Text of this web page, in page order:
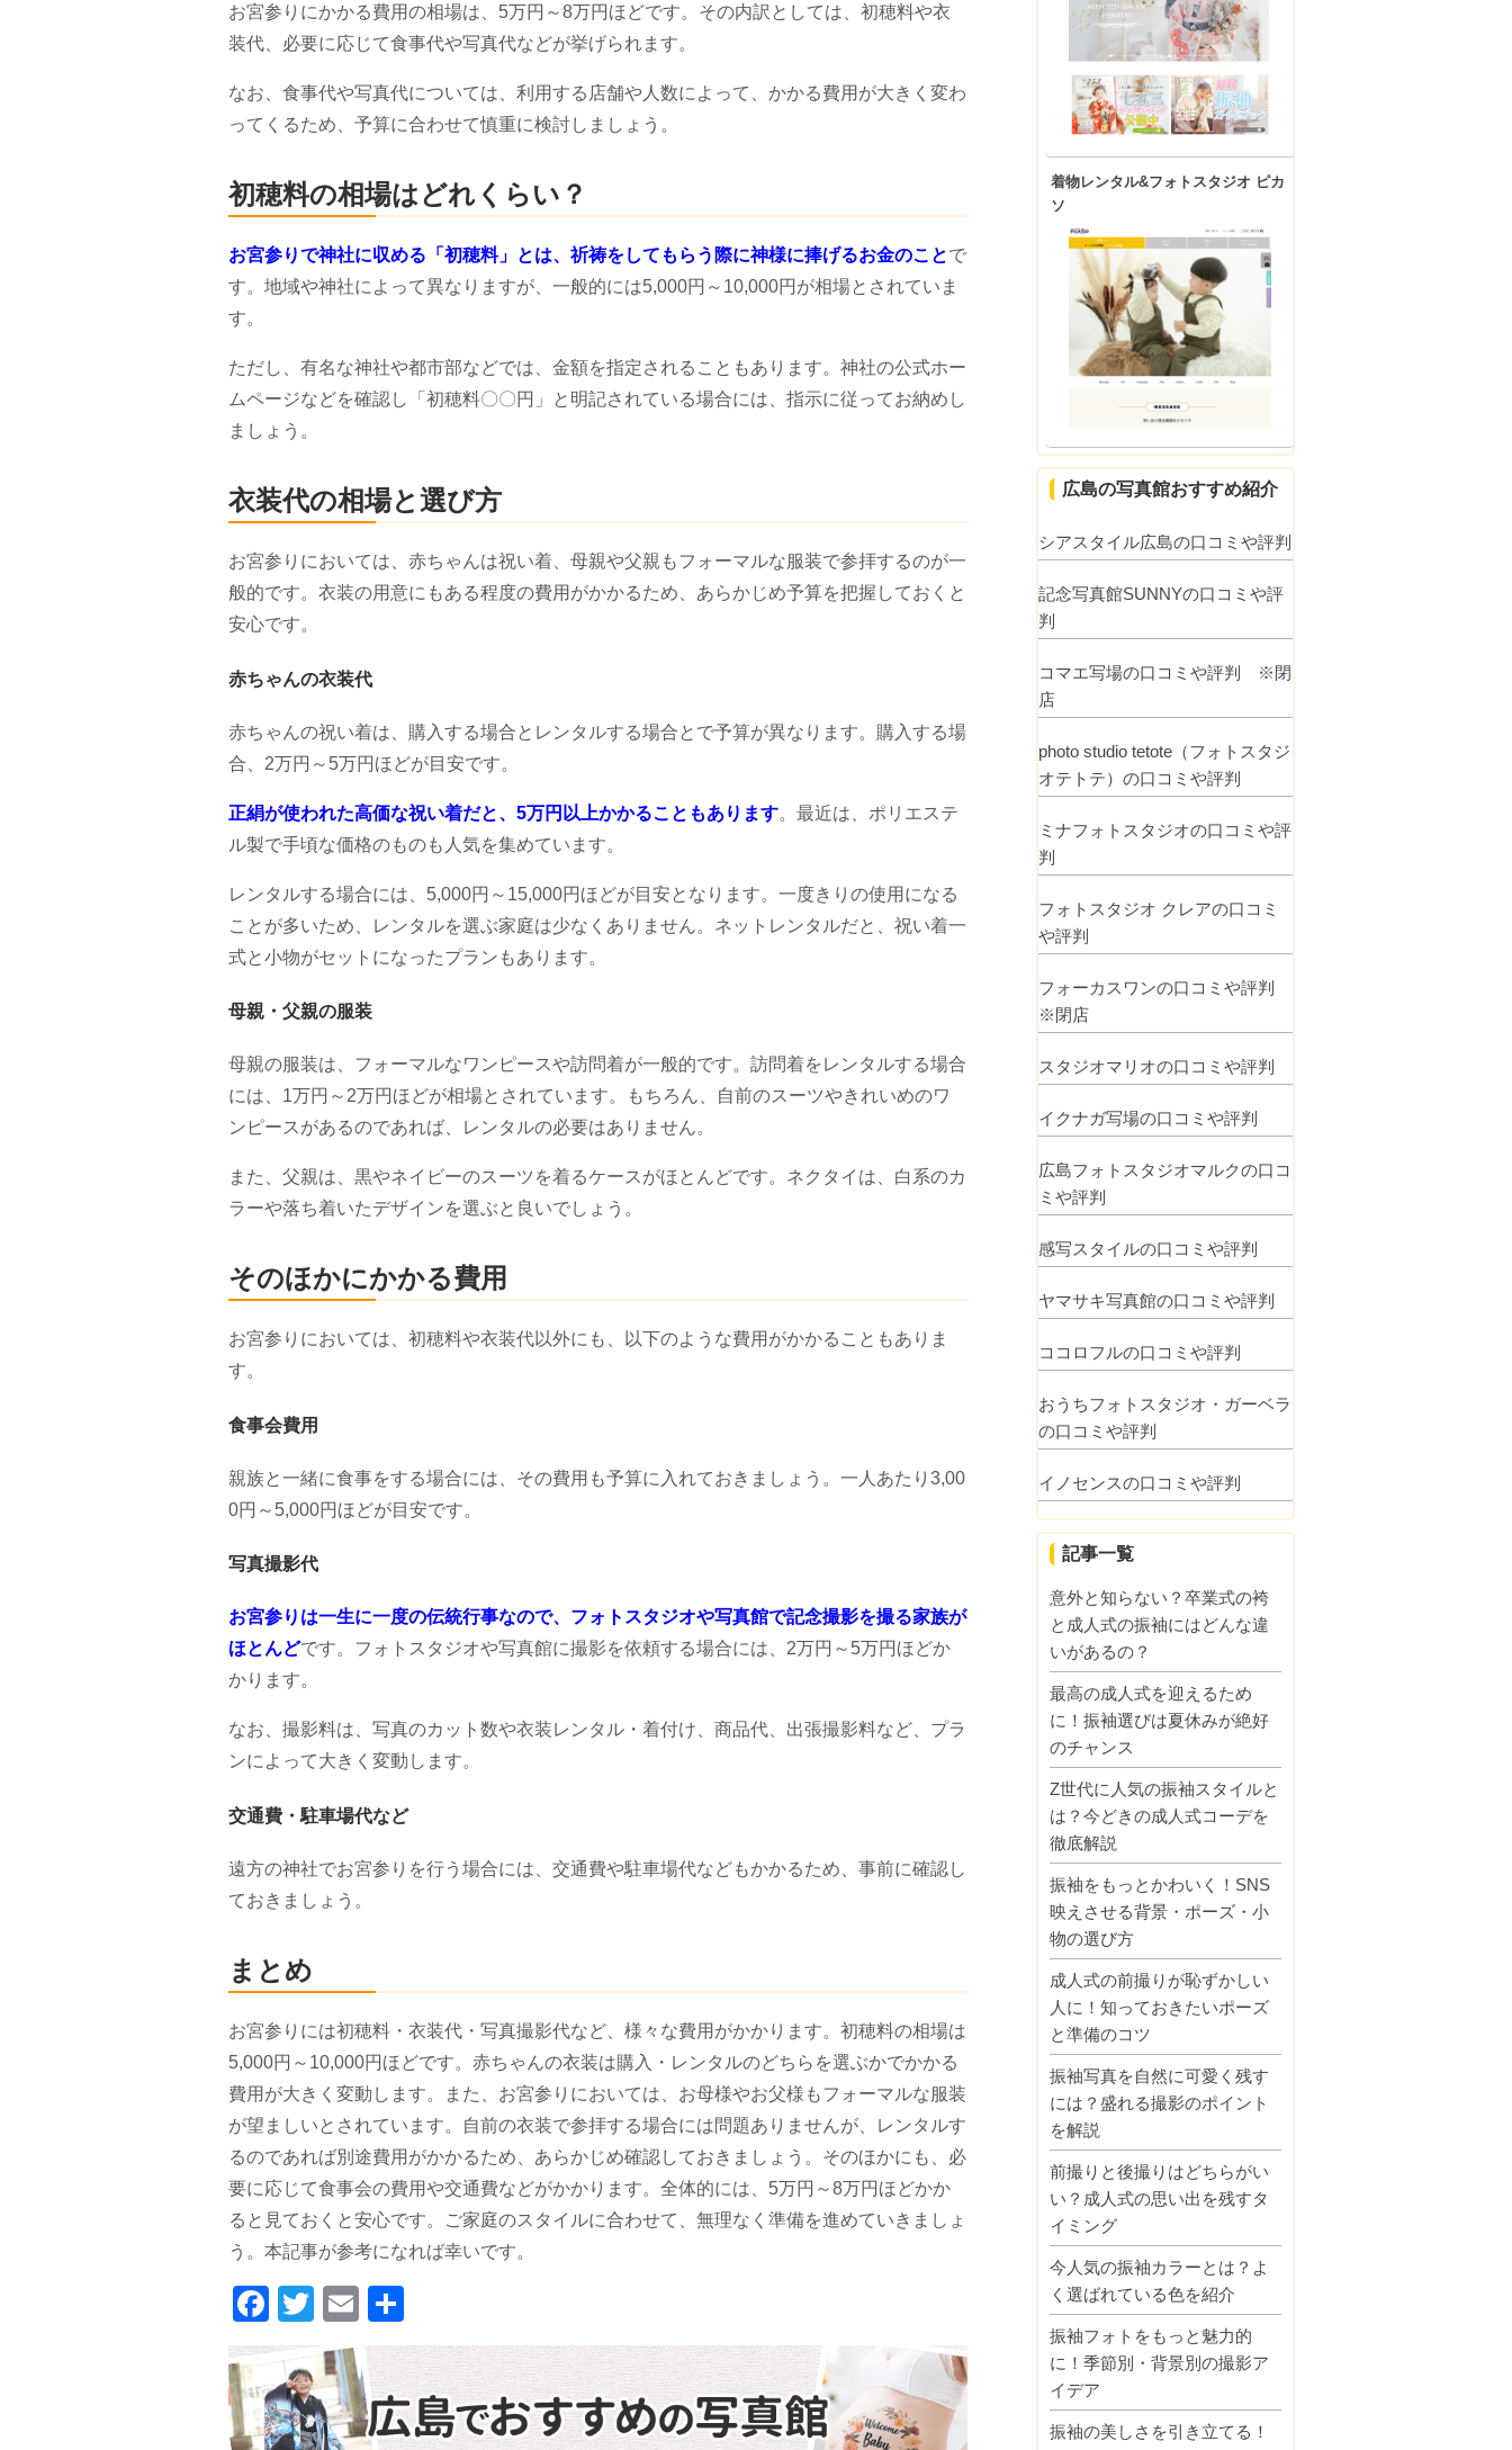
お宮参りにかかる費用の相場は、5万円～8万円ほどです。その内訳としては、初穂料や衣
装代、必要に応じて食事代や写真代などが挙げられます。
なお、食事代や写真代については、利用する店舗や人数によって、かかる費用が大きく変わ
ってくるため、予算に合わせて慎重に検討しましょう。
初穂料の相場はどれくらい？
お宮参りで神社に収める「初穂料」とは、祈祷をしてもらう際に神様に捧げるお金のことで
す。地域や神社によって異なりますが、一般的には5,000円～10,000円が相場とされていま
す。
ただし、有名な神社や都市部などでは、金額を指定されることもあります。神社の公式ホー
ムページなどを確認し「初穂料〇〇円」と明記されている場合には、指示に従ってお納めし
ましょう。
衣装代の相場と選び方
お宮参りにおいては、赤ちゃんは祝い着、母親や父親もフォーマルな服装で参拝するのが一
般的です。衣装の用意にもある程度の費用がかかるため、あらかじめ予算を把握しておくと
安心です。
赤ちゃんの衣装代
赤ちゃんの祝い着は、購入する場合とレンタルする場合とで予算が異なります。購入する場
合、2万円～5万円ほどが目安です。
正絹が使われた高価な祝い着だと、5万円以上かかることもあります。最近は、ポリエステ
ル製で手頃な価格のものも人気を集めています。
レンタルする場合には、5,000円～15,000円ほどが目安となります。一度きりの使用になる
ことが多いため、レンタルを選ぶ家庭は少なくありません。ネットレンタルだと、祝い着一
式と小物がセットになったプランもあります。
母親・父親の服装
母親の服装は、フォーマルなワンピースや訪問着が一般的です。訪問着をレンタルする場合
には、1万円～2万円ほどが相場とされています。もちろん、自前のスーツやきれいめのワ
ンピースがあるのであれば、レンタルの必要はありません。
また、父親は、黒やネイビーのスーツを着るケースがほとんどです。ネクタイは、白系のカ
ラーや落ち着いたデザインを選ぶと良いでしょう。
そのほかにかかる費用
お宮参りにおいては、初穂料や衣装代以外にも、以下のような費用がかかることもありま
す。
食事会費用
親族と一緒に食事をする場合には、その費用も予算に入れておきましょう。一人あたり3,00
0円～5,000円ほどが目安です。
写真撮影代
お宮参りは一生に一度の伝統行事なので、フォトスタジオや写真館で記念撮影を撮る家族が
ほとんどです。フォトスタジオや写真館に撮影を依頼する場合には、2万円～5万円ほどか
かります。
なお、撮影料は、写真のカット数や衣装レンタル・着付け、商品代、出張撮影料など、プラ
ンによって大きく変動します。
交通費・駐車場代など
遠方の神社でお宮参りを行う場合には、交通費や駐車場代などもかかるため、事前に確認し
ておきましょう。
まとめ
お宮参りには初穂料・衣装代・写真撮影代など、様々な費用がかかります。初穂料の相場は
5,000円～10,000円ほどです。赤ちゃんの衣装は購入・レンタルのどちらを選ぶかでかかる
費用が大きく変動します。また、お宮参りにおいては、お母様やお父様もフォーマルな服装
が望ましいとされています。自前の衣装で参拝する場合には問題ありませんが、レンタルす
るのであれば別途費用がかかるため、あらかじめ確認しておきましょう。そのほかにも、必
要に応じて食事会の費用や交通費などがかかります。全体的には、5万円～8万円ほどかか
ると見ておくと安心です。ご家庭のスタイルに合わせて、無理なく準備を進めていきましょ
う。本記事が参考になれば幸いです。
F
a
c
e
T
wi
tt
er
E
m
ail
有
着物レンタル&フォトスタジオ ピカ
ソ
広島の写真館おすすめ紹介
シアスタイル広島の口コミや評判
記念写真館SUNNYの口コミや評
判
コマエ写場の口コミや評判 ※閉
店
photo studio tetote（フォトスタジ
オテトテ）の口コミや評判
ミナフォトスタジオの口コミや評
判
フォトスタジオ クレアの口コミ
や評判
フォーカスワンの口コミや評判
※閉店
スタジオマリオの口コミや評判
イクナガ写場の口コミや評判
広島フォトスタジオマルクの口コ
ミや評判
感写スタイルの口コミや評判
ヤマサキ写真館の口コミや評判
ココロフルの口コミや評判
おうちフォトスタジオ・ガーベラ
の口コミや評判
イノセンスの口コミや評判
記事一覧
意外と知らない？卒業式の袴
と成人式の振袖にはどんな違
いがあるの？
最高の成人式を迎えるため
に！振袖選びは夏休みが絶好
のチャンス
Z世代に人気の振袖スタイルと
は？今どきの成人式コーデを
徹底解説
振袖をもっとかわいく！SNS
映えさせる背景・ポーズ・小
物の選び方
成人式の前撮りが恥ずかしい
人に！知っておきたいポーズ
と準備のコツ
振袖写真を自然に可愛く残す
には？盛れる撮影のポイント
を解説
前撮りと後撮りはどちらがい
い？成人式の思い出を残すタ
イミング
今人気の振袖カラーとは？よ
く選ばれている色を紹介
振袖フォトをもっと魅力的
に！季節別・背景別の撮影ア
イデア
振袖の美しさを引き立てる！